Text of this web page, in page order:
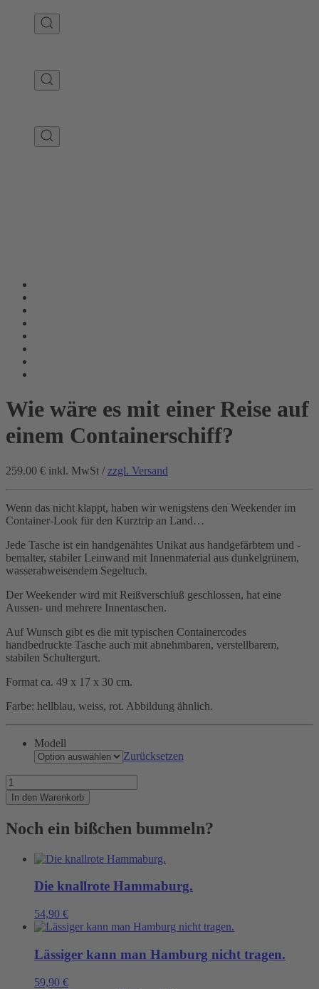
Wie wäre es mit einer Reise auf
einem Containerschiff?
259.00 € inkl. MwSt / zzgl. Versand
Wenn das nicht klappt, haben wir wenigstens den Weekender im
Container-Look für den Kurztrip an Land…
Jede Tasche ist ein handgenähtes Unikat aus handgefärbtem und -
bemalter, stabiler Leinwand mit Innenmaterial aus dunkelgrünem,
wasserabweisendem Segeltuch.
Der Weekender wird mit Reißverschluß geschlossen, hat eine
Aussen- und mehrere Innentaschen.
Auf Wunsch gibt es die mit typischen Containercodes
handbedruckte Tasche auch mit abnehmbaren, verstellbarem,
stabilen Schultergurt.
Format ca. 49 x 17 x 30 cm.
Farbe: hellblau, weiss, rot. Abbildung ähnlich.
Modell
Zurücksetzen
Wie
wäre
es
einer
Containerschiff?
Menge
In den Warenkorb
Noch ein bißchen bummeln?
Die knallrote Hammaburg.
54,90 €
Lässiger kann man Hamburg nicht tragen.
59,90 €